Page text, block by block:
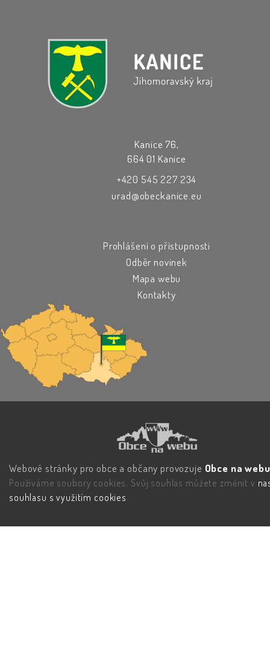
Kanice 76,
664 01 Kanice
+420 545 227 234
urad@obeckanice.eu
Prohlášení o přístupnosti
Odběr novinek
Mapa webu
Kontakty
Webové stránky pro obce a občany provozuje Obce na
Používáme soubory cookies. Svůj souhlas můžete změnit v
souhlasu s využitím cookies